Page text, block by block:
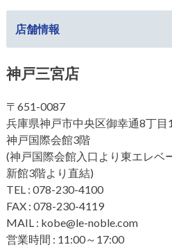
店舗情報
神戸三宮店
〒651-0087
兵庫県神戸市中央区御幸通8丁目
神戸国際会館3階
(神戸国際会館入口より東エレベ
新館3階より直結)
TEL : 078-230-4100
FAX : 078-230-4119
MAIL : kobe@le-noble.com
営業時間 : 11:00～17:00